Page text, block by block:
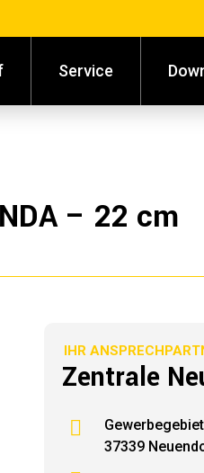
Service
– 22 cm
IHR
Zentrale

37339